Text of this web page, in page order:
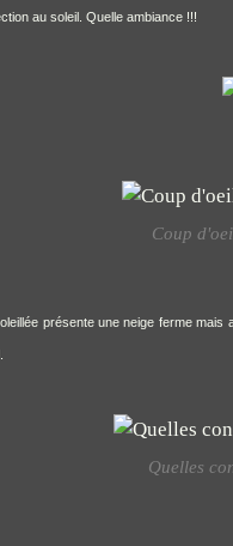
au soleil. Quelle ambiance !!!
Coup
présente une neige ferme
Quelles